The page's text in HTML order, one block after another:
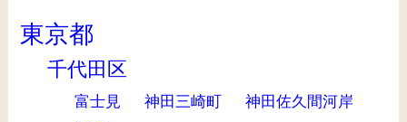
東京都
千代田区
富士見 神田三崎町
神田佐久間河岸